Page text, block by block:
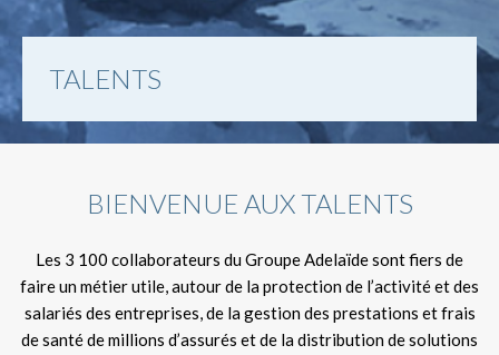
TALENTS
BIENVENUE AUX TALENTS
Les 3 100 collaborateurs du Groupe Adelaïde sont fiers de
faire un métier utile, autour de la protection de l’activité et des
salariés des entreprises, de la gestion des prestations et frais
de santé de millions d’assurés et de la distribution de solutions